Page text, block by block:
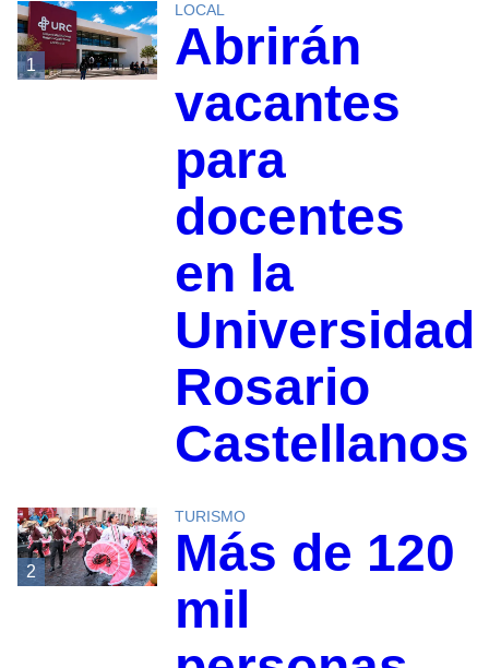
1
LOCAL
Abrirán
vacantes
para
docentes
en la
Universidad
Rosario
Castellanos
2
TURISMO
Más de 120
mil